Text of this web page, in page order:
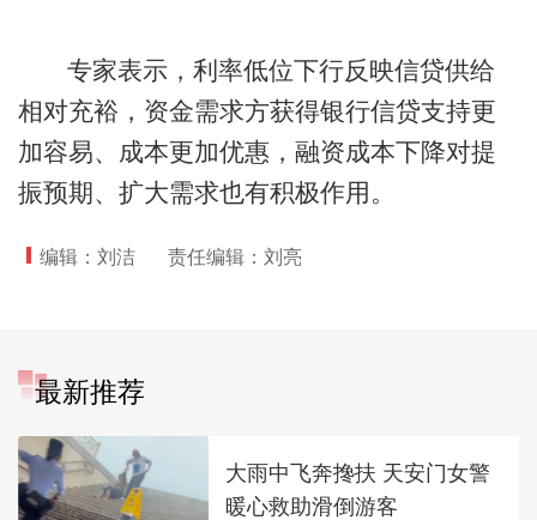
专家表示，利率低位下行反映信贷供给
相对充裕，资金需求方获得银行信贷支持更
加容易、成本更加优惠，融资成本下降对提
振预期、扩大需求也有积极作用。
编辑：刘洁 责任编辑：刘亮
最新推荐
大雨中飞奔搀扶 天安门女警
暖心救助滑倒游客